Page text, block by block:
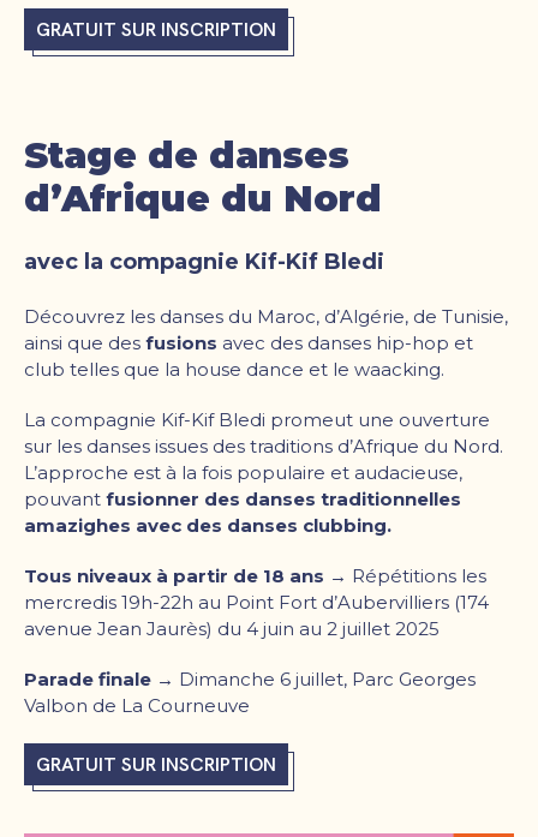
GRATUIT SUR INSCRIPTION
Stage de danses
d’Afrique du Nord
avec la compagnie Kif-Kif Bledi
Découvrez les danses du Maroc, d’Algérie, de Tunisie,
ainsi que des fusions avec des danses hip-hop et
club telles que la house dance et le waacking.
La compagnie Kif-Kif Bledi promeut une ouverture
sur les danses issues des traditions d’Afrique du Nord.
L’approche est à la fois populaire et audacieuse,
pouvant fusionner des danses traditionnelles
amazighes avec des danses clubbing.
Tous niveaux à partir de 18 ans → Répétitions les
mercredis 19h-22h au Point Fort d’Aubervilliers (174
avenue Jean Jaurès) du 4 juin au 2 juillet 2025
Parade finale → Dimanche 6 juillet, Parc Georges
Valbon de La Courneuve
GRATUIT SUR INSCRIPTION